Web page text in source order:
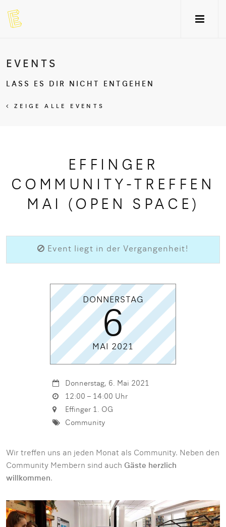
EVENTS
LASS ES DIR NICHT ENTGEHEN
ZEIGE ALLE EVENTS
EFFINGER
COMMUNITY-TREFFEN
MAI (OPEN SPACE)
Event liegt in der Vergangenheit!
DONNERSTAG
6
MAI 2021
Donnerstag, 6. Mai 2021
12:00 – 14:00 Uhr
Effinger 1. OG
Community
Wir treffen uns an jeden Monat als Community. Neben den
Community Membern sind auch Gäste herzlich
willkommen.